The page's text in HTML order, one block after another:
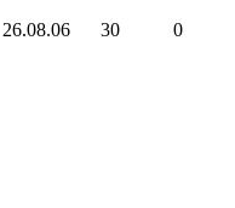
26.08.06 30 0